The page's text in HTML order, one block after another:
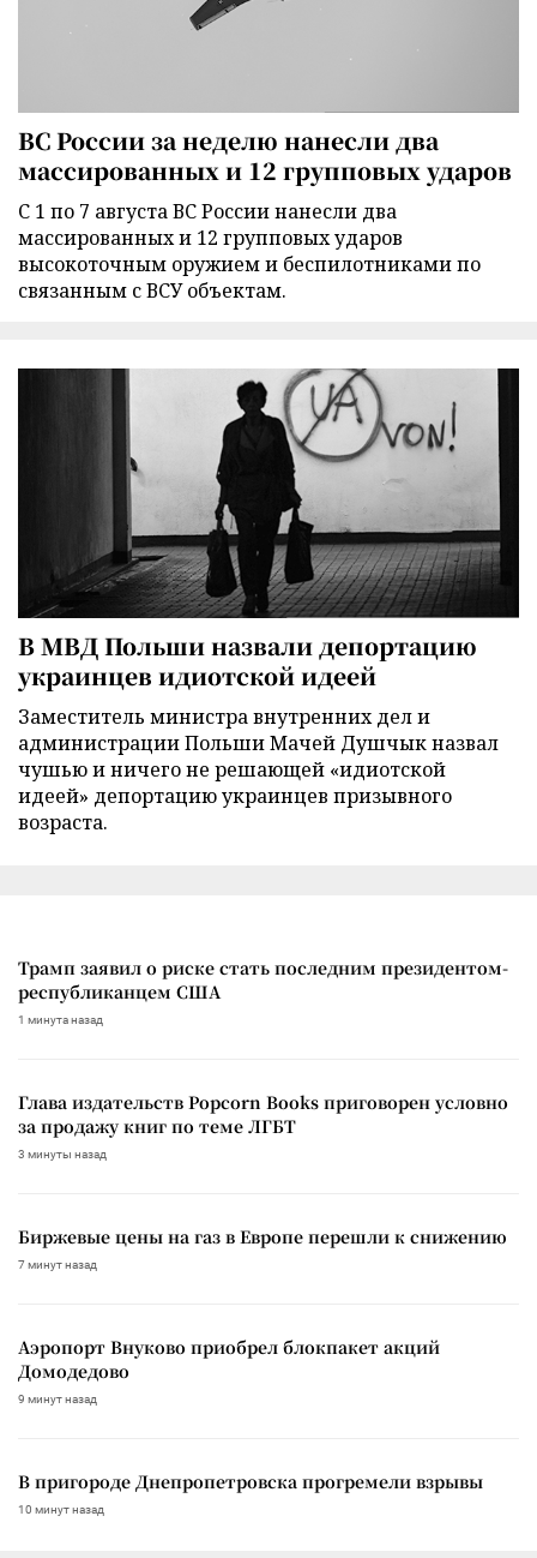
ВС России за неделю нанесли два
массированных и 12 групповых ударов
С 1 по 7 августа ВС России нанесли два
массированных и 12 групповых ударов
высокоточным оружием и беспилотниками по
связанным с ВСУ объектам.
В МВД Польши назвали депортацию
украинцев идиотской идеей
Заместитель министра внутренних дел и
администрации Польши Мачей Душчык назвал
чушью и ничего не решающей «идиотской
идеей» депортацию украинцев призывного
возраста.
Трамп заявил о риске стать последним президентом-
республиканцем США
1 минута назад
Глава издательств Popcorn Books приговорен условно
за продажу книг по теме ЛГБТ
3 минуты назад
Биржевые цены на газ в Европе перешли к снижению
7 минут назад
Аэропорт Внуково приобрел блокпакет акций
Домодедово
9 минут назад
В пригороде Днепропетровска прогремели взрывы
10 минут назад